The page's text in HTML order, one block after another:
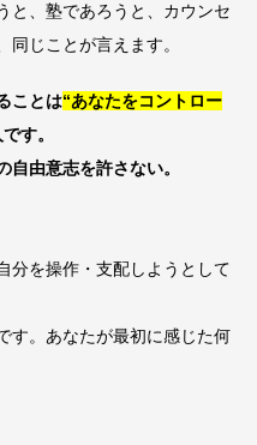
と、塾であろうと、カウンセ
じことが言えます。
ことは“あなたをコントロー
す。
由意志を許さない。
分を操作・支配しようとして
す。あなたが最初に感じた何